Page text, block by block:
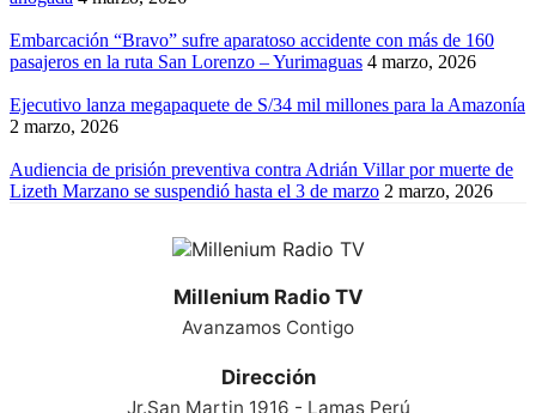
Embarcación “Bravo” sufre aparatoso accidente con más de 160
pasajeros en la ruta San Lorenzo – Yurimaguas 4 marzo, 2026
Ejecutivo lanza megapaquete de S/34 mil millones para la Amazonía
2 marzo, 2026
Audiencia de prisión preventiva contra Adrián Villar por muerte de
Lizeth Marzano se suspendió hasta el 3 de marzo 2 marzo, 2026
Millenium Radio TV
Avanzamos Contigo
Dirección
Jr.San Martin 1916 - Lamas Perú